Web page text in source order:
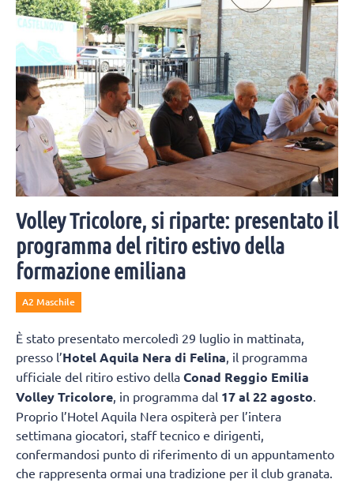
valori dello sport".
Volley Tricolore, si riparte: presentato il
programma del ritiro estivo della
formazione emiliana
A2 Maschile
È stato presentato mercoledì 29 luglio in mattinata,
presso l’Hotel Aquila Nera di Felina, il programma
ufficiale del ritiro estivo della Conad Reggio Emilia
Volley Tricolore, in programma dal 17 al 22 agosto.
Proprio l’Hotel Aquila Nera ospiterà per l’intera
settimana giocatori, staff tecnico e dirigenti,
confermandosi punto di riferimento di un appuntamento
che rappresenta ormai una tradizione per il club granata.